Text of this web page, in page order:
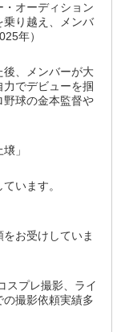
オーディション
り越え、メンバ
年）
後、メンバーが大
でデビューを掴
野球の金本監督や
」
います。
お受けしていま
スプレ撮影、ライ
撮影依頼実績多